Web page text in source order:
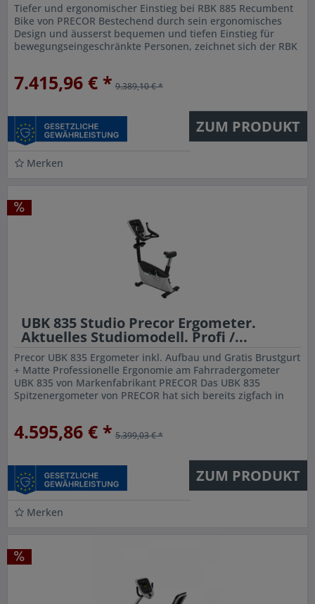
Tiefer und ergonomischer Einstieg bei RBK 885 Recumbent
Bike von PRECOR Bestechend durch sein ergonomisches
Design und äusserst bequemen und tiefen Einstieg für
bewegungseingeschränkte Personen, zeichnet sich der RBK
7.415,96 € * 9.389,10 € *
ZUM PRODUKT
Merken
UBK 835 Studio Precor Ergometer.
Aktuelles Studiomodell. Profi /...
Precor UBK 835 Ergometer inkl. Aufbau und Gratis Brustgurt
+ Matte Professionelle Ergonomie am Fahrradergometer
UBK 835 von Markenfabrikant PRECOR Das UBK 835
Spitzenergometer von PRECOR hat sich bereits zigfach in
4.595,86 € * 5.399,03 € *
ZUM PRODUKT
Merken